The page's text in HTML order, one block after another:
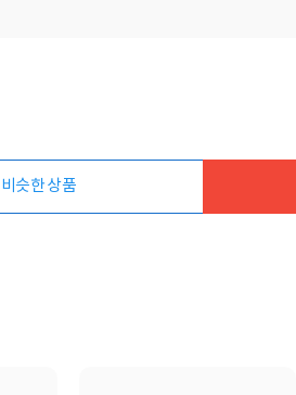
비슷한 상품